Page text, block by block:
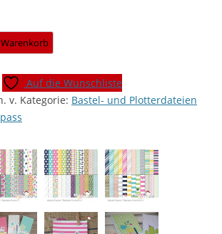
Auf die Wunschliste
v. Kategorie: Bastel- und Plotterdateien